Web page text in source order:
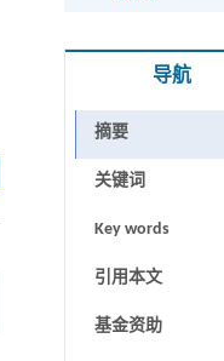
导航
摘要
关键词
Key words
引用本文
基金资助